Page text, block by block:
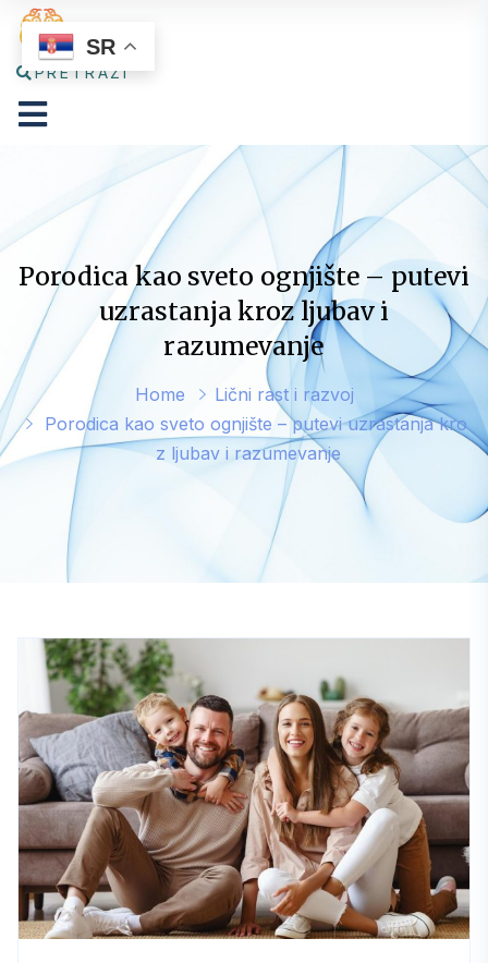
PRETRAŽI
Porodica kao sveto ognjište – putevi
uzrastanja kroz ljubav i
razumevanje
Home
Lični rast i razvoj
Porodica kao sveto ognjište – putevi uzrastanja kro
z ljubav i razumevanje
SR